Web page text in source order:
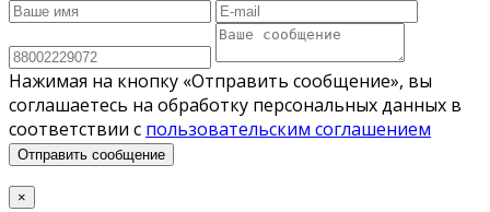
Нажимая на кнопку «Отправить сообщение», вы
соглашаетесь на обработку персональных данных в
соответствии с пользовательским соглашением
Отправить сообщение
×